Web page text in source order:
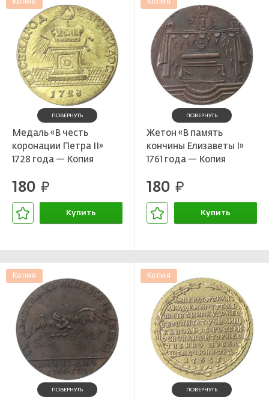
Копия
ПОВЕРНУТЬ
Медаль «В честь
коронации Петра II»
1728 года — Копия
180 руб.
Купить
Копия
ПОВЕРНУТЬ
Жетон «В память
кончины Елизаветы I»
1761 года — Копия
180 руб.
Купить
Копия
ПОВЕРНУТЬ
Копия
ПОВЕРНУТЬ